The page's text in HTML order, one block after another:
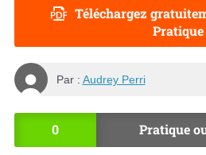
Téléchargez
Pratique
Par : Audrey Perri
0 Pratique